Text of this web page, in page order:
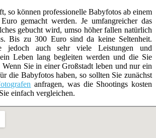
so können professionelle Babyfotos ab einem
gemacht werden. Je umfangreicher das
gebucht wird, umso höher fallen natürlich
Bis zu 300 Euro sind da keine Seltenheit.
jedoch auch sehr viele Leistungen und
Leben lang begleiten werden und die Sie
Sie in einer Großstadt leben und nur ein
die Babyfotos haben, so sollten Sie zunächst
anfragen, was die Shootings kosten
einfach vergleichen.